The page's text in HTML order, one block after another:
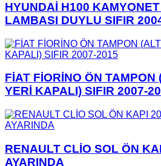
HYUNDAİ H100
LAMBASI DUYLU SIFIR
FİAT FİORİNO ÖN TAMPON
YERİ KAPALI) SIFIR 2007-
RENAULT CLİO SOL ÖN
AYARINDA